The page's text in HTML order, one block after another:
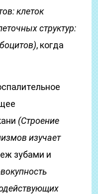
клеток
структур:
, когда
(Строение
изучает
зубами и